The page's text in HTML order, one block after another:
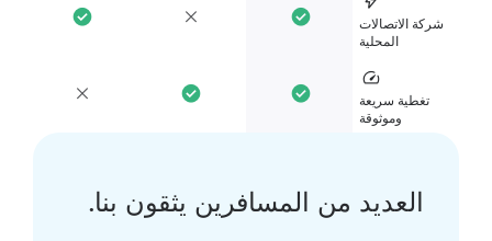
شركة الاتصالات
تغطية سريعة
العديد من المسافرين يثقون بنا.